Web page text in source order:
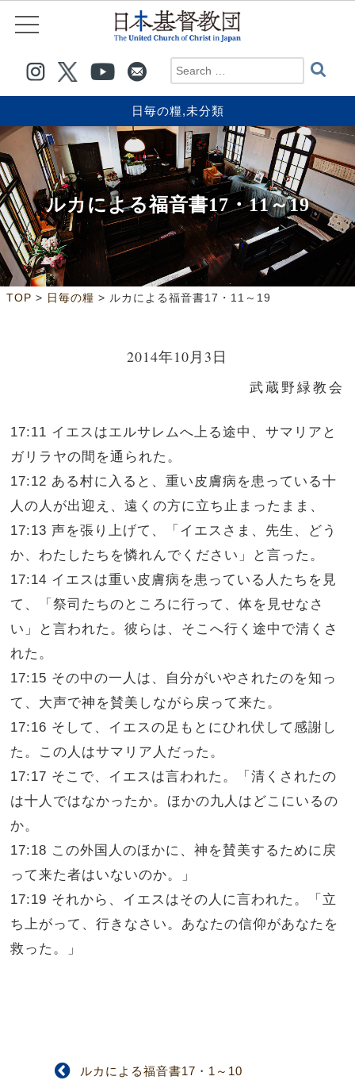
日毎の糧,未分類
ルカによる福音書17・11～19
TOP > 日毎の糧 > ルカによる福音書17・11～19
2014年10月3日
武蔵野緑教会
17:11 イエスはエルサレムへ上る途中、サマリアと
ガリラヤの間を通られた。
17:12 ある村に入ると、重い皮膚病を患っている十
人の人が出迎え、遠くの方に立ち止まったまま、
17:13 声を張り上げて、「イエスさま、先生、どう
か、わたしたちを憐れんでください」と言った。
17:14 イエスは重い皮膚病を患っている人たちを見
て、「祭司たちのところに行って、体を見せなさ
い」と言われた。彼らは、そこへ行く途中で清くさ
れた。
17:15 その中の一人は、自分がいやされたのを知っ
て、大声で神を賛美しながら戻って来た。
17:16 そして、イエスの足もとにひれ伏して感謝し
た。この人はサマリア人だった。
17:17 そこで、イエスは言われた。「清くされたの
は十人ではなかったか。ほかの九人はどこにいるの
か。
17:18 この外国人のほかに、神を賛美するために戻
って来た者はいないのか。」
17:19 それから、イエスはその人に言われた。「立
ち上がって、行きなさい。あなたの信仰があなたを
救った。」
ルカによる福音書17・1～10